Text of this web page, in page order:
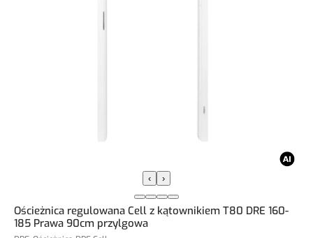
‹ ›
Ościeżnica regulowana Cell z kątownikiem T80 DRE 160-
185 Prawa 90cm przylgowa